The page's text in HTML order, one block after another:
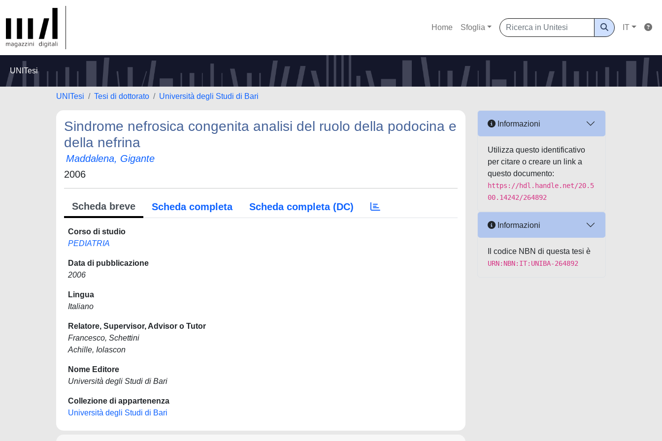
Home Sfoglia IT
UNITesi
UNITesi Tesi di dottorato Università degli Studi di Bari
Sindrome nefrosica congenita analisi del ruolo della podocina e
della nefrina
Maddalena, Gigante
2006
Scheda breve Scheda completa Scheda completa (DC)
Corso di studio
PEDIATRIA
Data di pubblicazione
2006
Lingua
Italiano
Relatore, Supervisor, Advisor o Tutor
Francesco, Schettini
Achille, Iolascon
Nome Editore
Università degli Studi di Bari
Collezione di appartenenza
Università degli Studi di Bari
Informazioni
Utilizza questo identificativo
per citare o creare un link a
questo documento:
https://hdl.handle.net/20.5
00.14242/264892
Informazioni
Il codice NBN di questa tesi è
URN:NBN:IT:UNIBA-264892